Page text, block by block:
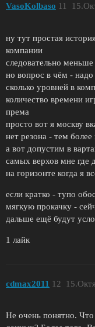
VasoKolbaso 11
ну тут простая
компании
следовательно меньше
но вопрос в чём - надо
сколько уровней в
количество времени
према
просто вот я москву
нет резона - тем
а вот допустим в
самых верхов мне где
на горизонте когда я
если кратко - тупо
мягкую прокачку -
дальше ещё будут
1 лайк
cdmax2011 12
Не очень понятно.